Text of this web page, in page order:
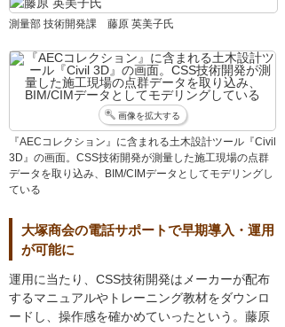
測量部 技術開発課 藤原 英美子氏
画像を拡大する
『AECコレクション』に含まれる土木設計ツール『Civil
3D』の画面。CSS技術開発が測量した施工現場の点群
データを取り込み、BIM/CIMデータとしてモデリングし
ている
大塚商会の電話サポートで早期導入・運用
が可能に
運用に当たり、CSS技術開発はメーカーが配布
するマニュアルやトレーニング教材をダウンロ
ードし、操作感を確かめていったという。藤原